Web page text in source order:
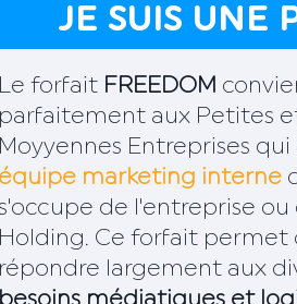
JE SUIS UNE
forfait FREEDOM
aux Petites
Entreprises
marketing interne
de l'entreprise ou
Ce forfait permet
largement aux
médiatiques et